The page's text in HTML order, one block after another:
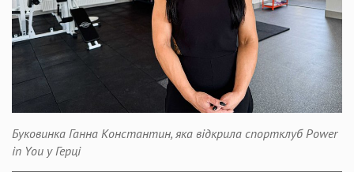
Буковинка Ганна Константин, яка відкрила спортклуб Power
in You у Герці